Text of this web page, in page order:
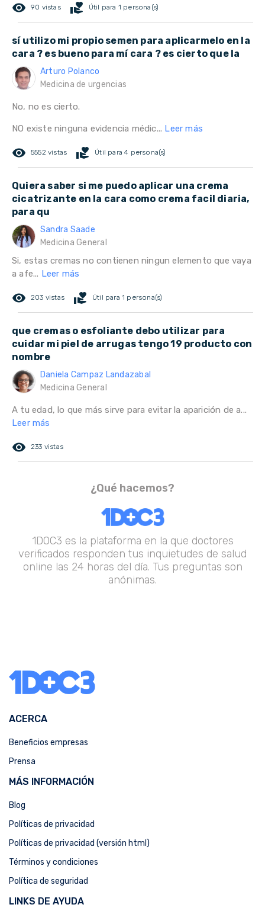
remove_red_eye 90 vistas volunteer_activism Útil para 1 persona(s)
sí utilizo mi propio semen para aplicarmelo en la
cara ? es bueno para mí cara ? es cierto que la
Arturo Polanco
Medicina de urgencias
No, no es cierto.
NO existe ninguna evidencia médic... Leer más
remove_red_eye 5552 vistas volunteer_activism Útil para 4 persona(s)
Quiera saber si me puedo aplicar una crema
cicatrizante en la cara como crema facil diaria,
para qu
Sandra Saade
Medicina General
Si, estas cremas no contienen ningun elemento que vaya
a afe... Leer más
remove_red_eye 203 vistas volunteer_activism Útil para 1 persona(s)
que cremas o esfoliante debo utilizar para
cuidar mi piel de arrugas tengo 19 producto con
nombre
Daniela Campaz Landazabal
Medicina General
A tu edad, lo que más sirve para evitar la aparición de a...
Leer más
remove_red_eye 233 vistas
¿Qué hacemos?
1DOC3 es la plataforma en la que doctores
verificados responden tus inquietudes de salud
online las 24 horas del día. Tus preguntas son
anónimas.
ACERCA
Beneficios empresas
Prensa
MÁS INFORMACIÓN
Blog
Políticas de privacidad
Políticas de privacidad (versión html)
Términos y condiciones
Política de seguridad
LINKS DE AYUDA